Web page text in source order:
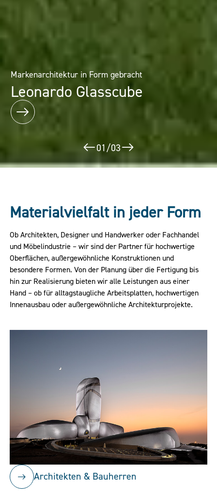
Markenarchitektur in Form gebracht
Leonardo Glasscube
Architektur als Erlebnis: Mineralwerkstofflösungen im
Designhotel
Puerta América
02/03
Materialvielfalt in jeder Form
Ob Architekten, Designer und Handwerker oder Fachhandel
und Möbelindustrie – wir sind der Partner für hochwertige
Oberflächen, außergewöhnliche Konstruktionen und
besondere Formen. Von der Planung über die Fertigung bis
hin zur Realisierung bieten wir alle Leistungen aus einer
Hand – ob für alltagstaugliche Arbeitsplatten, hochwertigen
Innenausbau oder außergewöhnliche Architekturprojekte.
Architekten & Bauherren